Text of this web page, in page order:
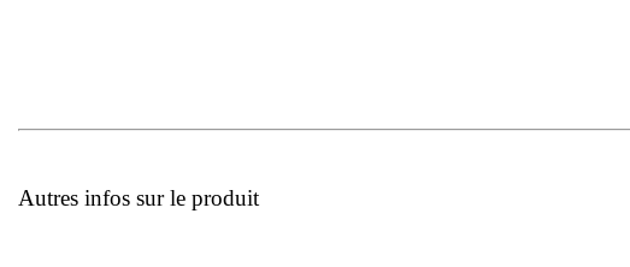
Autres infos sur le produit